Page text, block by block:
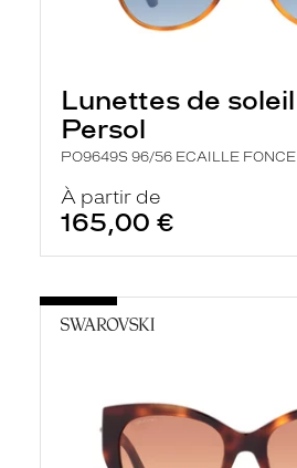
Lunettes de soleil
Persol
PO9649S 96/56 ECAILLE FONCE
À partir de
165,00 €